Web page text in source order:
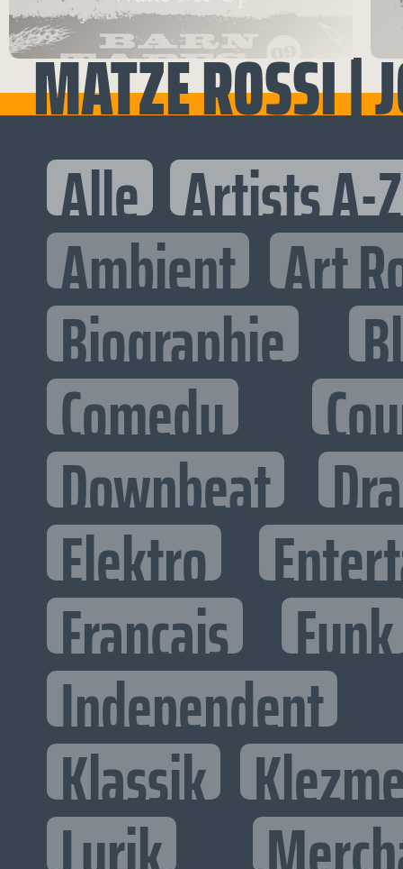
MATZE ROSSI |
Alle Artists A-Z
Ambient Art
Biographie
Comedy
Downbeat
Elektro
Francais Funk
Independent
Klassik